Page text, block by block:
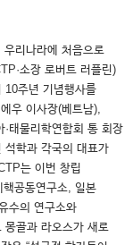
리나라에 처음으로
소장 로버트 러플린)
10주년 기념행사를
우 이사장(베트남),
태물리학연합회 통 회장
석학과 각국의 대표가
는 이번 창립
공동연구소, 일본
수의 연구소와
몽골과 라오스가 새로